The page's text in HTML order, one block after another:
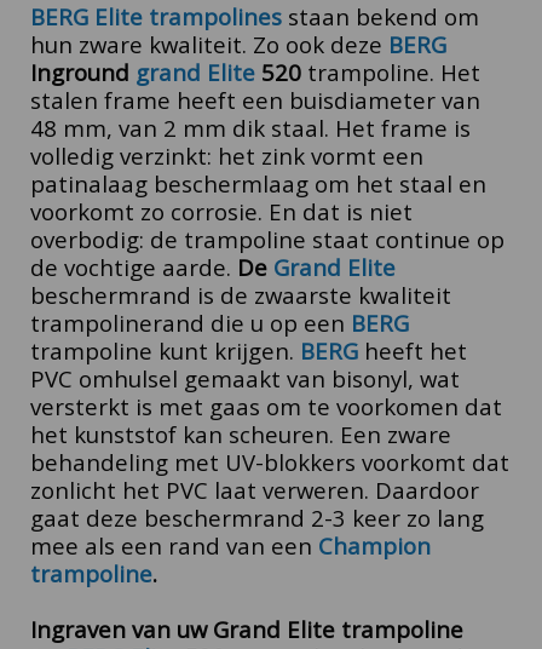
BERG Elite trampolines staan bekend om
hun zware kwaliteit. Zo ook deze BERG
Inground grand Elite 520 trampoline. Het
stalen frame heeft een buisdiameter van
48 mm, van 2 mm dik staal. Het frame is
volledig verzinkt: het zink vormt een
patinalaag beschermlaag om het staal en
voorkomt zo corrosie. En dat is niet
overbodig: de trampoline staat continue op
de vochtige aarde. De Grand Elite
beschermrand is de zwaarste kwaliteit
trampolinerand die u op een BERG
trampoline kunt krijgen. BERG heeft het
PVC omhulsel gemaakt van bisonyl, wat
versterkt is met gaas om te voorkomen dat
het kunststof kan scheuren. Een zware
behandeling met UV-blokkers voorkomt dat
zonlicht het PVC laat verweren. Daardoor
gaat deze beschermrand 2-3 keer zo lang
mee als een rand van een Champion
trampoline.
Ingraven van uw Grand Elite trampoline